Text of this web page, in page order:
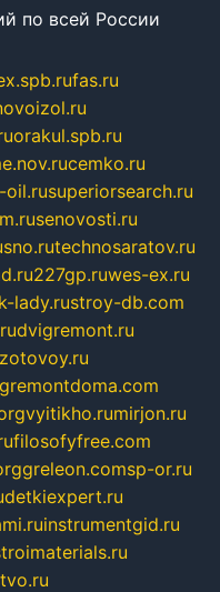
по всей России
fas.ru
orakul.spb.ru
cemko.ru
oil.rusuperiorsearch.ru
senovosti.ru
technosaratov.ru
227gp.ruwes-ex.ru
lady.rustroy-db.com
dvigremont.ru
remontdoma.com
vyitikho.rumirjon.ru
filosofyfree.com
greleon.comsp-or.ru
detkiexpert.ru
instrumentgid.ru